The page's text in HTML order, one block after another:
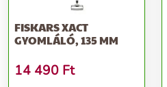
FISKARS XACT
GYOMLÁLÓ, 135 MM
14 490 Ft